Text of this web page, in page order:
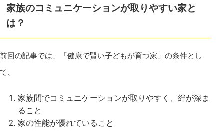
家族のコミュニケーションが取りやすい家と
は？
前回の記事では、「健康で賢い子どもが育つ家」の条件とし
て、
家族間でコミュニケーションが取りやすく、絆が深ま
ること
家の性能が優れていること